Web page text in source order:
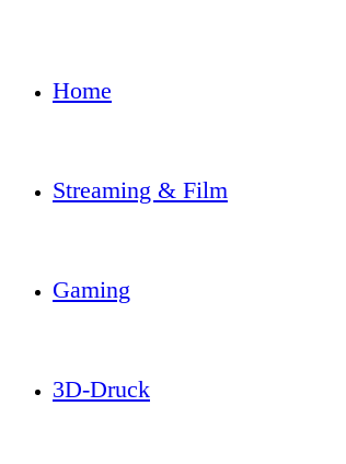
Home
Streaming & Film
Gaming
3D-Druck